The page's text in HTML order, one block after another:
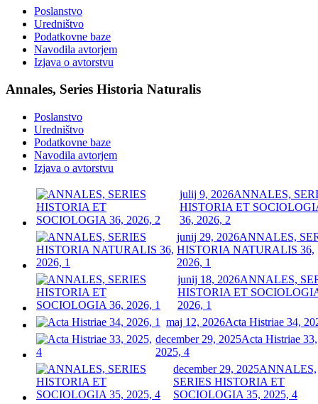
Poslanstvo
Uredništvo
Podatkovne baze
Navodila avtorjem
Izjava o avtorstvu
Annales, Series Historia Naturalis
Poslanstvo
Uredništvo
Podatkovne baze
Navodila avtorjem
Izjava o avtorstvu
julij 9, 2026ANNALES,
HISTORIA ET
36, 2026, 2
junij 29, 2026ANNALES,
HISTORIA NATURALIS 36,
2026, 1
junij 18, 2026ANNALES,
HISTORIA ET
2026, 1
maj 12, 2026Acta Histriae 34,
december 29, 2025Acta Histriae 33,
2025, 4
december 29, 2025ANNALES,
SERIES HISTORIA ET
SOCIOLOGIA 35, 2025, 4